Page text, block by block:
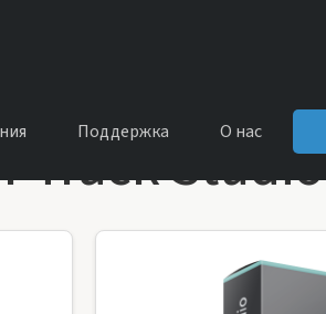
Поддержка О нас
Track Studio